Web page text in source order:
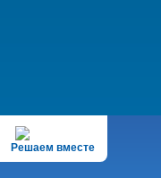
Решаем вместе